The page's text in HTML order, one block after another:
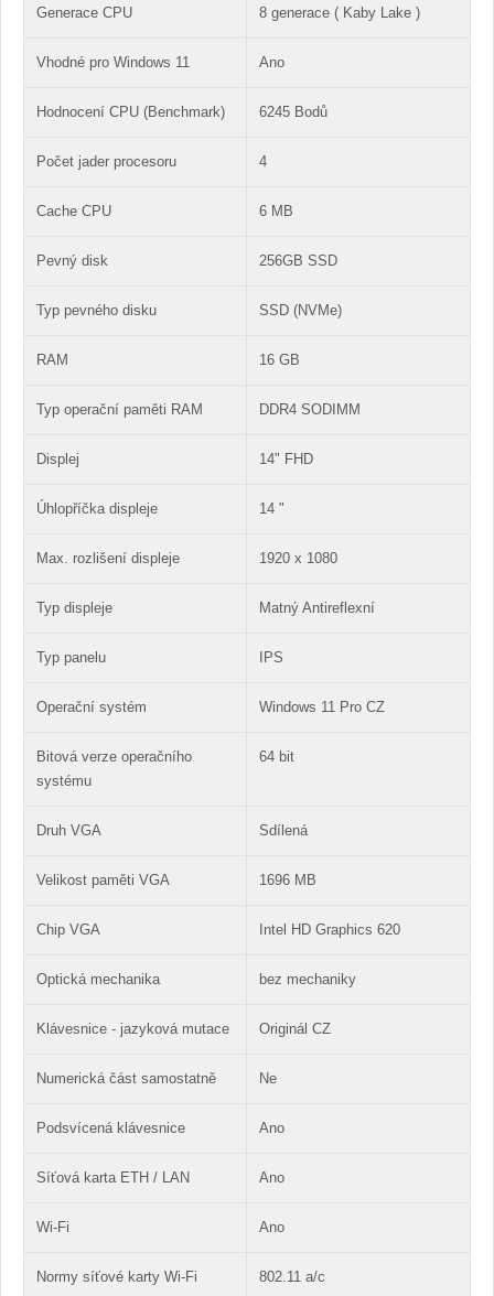
Generace CPU 8 generace ( Kaby Lake )
Vhodné pro Windows 11 Ano
Hodnocení CPU (Benchmark) 6245 Bodů
Počet jader procesoru 4
Cache CPU 6 MB
Pevný disk 256GB SSD
Typ pevného disku SSD (NVMe)
RAM 16 GB
Typ operační paměti RAM DDR4 SODIMM
Displej 14" FHD
Úhlopříčka displeje 14 "
Max. rozlišení displeje 1920 x 1080
Typ displeje Matný Antireflexní
Typ panelu IPS
Operační systém Windows 11 Pro CZ
Bitová verze operačního
systému
64 bit
Druh VGA Sdílená
Velikost paměti VGA 1696 MB
Chip VGA Intel HD Graphics 620
Optická mechanika bez mechaniky
Klávesnice - jazyková mutace Originál CZ
Numerická část samostatně Ne
Podsvícená klávesnice Ano
Síťová karta ETH / LAN Ano
Wi-Fi Ano
Normy síťové karty Wi-Fi 802.11 a/c